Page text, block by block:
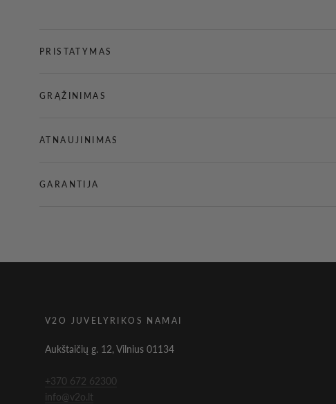
PRISTATYMAS
GRĄŽINIMAS
ATNAUJINIMAS
GARANTIJA
V2O JUVELYRIKOS NAMAI
Aukštaičių g. 12, Vilnius 01134
+370 672 62300
info@v2o.lt